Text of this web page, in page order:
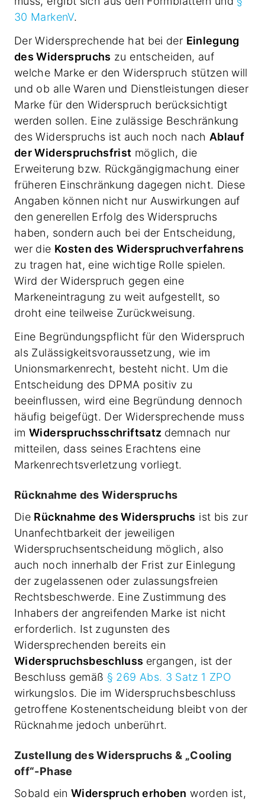
30 MarkenV.
Der Widersprechende hat bei der Einlegung
des Widerspruchs zu entscheiden, auf
welche Marke er den Widerspruch stützen will
und ob alle Waren und Dienstleistungen dieser
Marke für den Widerspruch berücksichtigt
werden sollen. Eine zulässige Beschränkung
des Widerspruchs ist auch noch nach Ablauf
der Widerspruchsfrist möglich, die
Erweiterung bzw. Rückgängigmachung einer
früheren Einschränkung dagegen nicht. Diese
Angaben können nicht nur Auswirkungen auf
den generellen Erfolg des Widerspruchs
haben, sondern auch bei der Entscheidung,
wer die Kosten des Widerspruchverfahrens
zu tragen hat, eine wichtige Rolle spielen.
Wird der Widerspruch gegen eine
Markeneintragung zu weit aufgestellt, so
droht eine teilweise Zurückweisung.
Eine Begründungspflicht für den Widerspruch
als Zulässigkeitsvoraussetzung, wie im
Unionsmarkenrecht, besteht nicht. Um die
Entscheidung des DPMA positiv zu
beeinflussen, wird eine Begründung dennoch
häufig beigefügt. Der Widersprechende muss
imWiderspruchsschriftsatz demnach nur
mitteilen, dass seines Erachtens eine
Markenrechtsverletzung vorliegt.
Rücknahme des Widerspruchs
Die Rücknahme des Widerspruchs ist bis zur
Unanfechtbarkeit der jeweiligen
Widerspruchsentscheidung möglich, also
auch noch innerhalb der Frist zur Einlegung
der zugelassenen oder zulassungsfreien
Rechtsbeschwerde. Eine Zustimmung des
Inhabers der angreifenden Marke ist nicht
erforderlich. Ist zugunsten des
Widersprechenden bereits ein
Widerspruchsbeschluss ergangen, ist der
Beschluss gemäß § 269 Abs. 3 Satz 1 ZPO
wirkungslos. Die im Widerspruchsbeschluss
getroffene Kostenentscheidung bleibt von der
Rücknahme jedoch unberührt.
Zustellung des Widerspruchs & „Cooling
off“-Phase
Sobald ein Widerspruch erhoben worden ist,